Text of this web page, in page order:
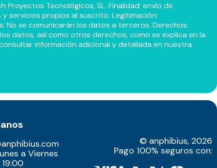
Proyectos Tecnológicos, SL. Finalidad: envío de
servicios propios al suscrito. Legitimación:
No se comunicarán los datos a terceros. Derechos:
datos, así como otros derechos, como se explica en la
información adicional y detallada en nuestra
a Viernes
© anphibius, 2026
Pago 100% seguros con: